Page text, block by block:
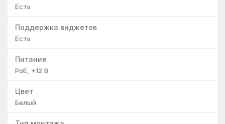
Есть
Поддержка виджетов
Есть
Питание
PoE, +12 В
Цвет
Белый